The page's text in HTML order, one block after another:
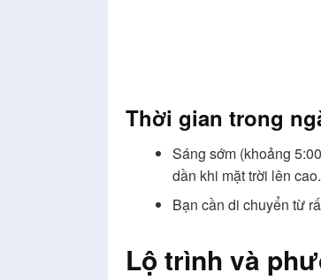
Thời gian trong
Sáng sớm (khoảng
dần khi mặt trời lên cao.
Bạn cần di chuyển từ
Lộ trình và